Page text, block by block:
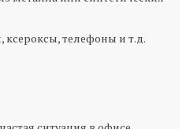
телефоны и т.д.